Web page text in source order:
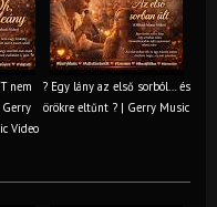
nem
Video
? Egy lány az első sorból… és
örökre eltűnt ? | Gerry Music